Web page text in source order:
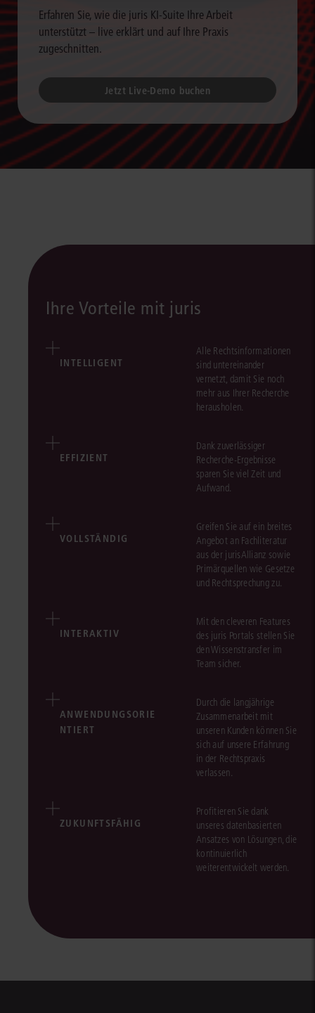
Erfahren Sie, wie die juris KI-Suite Ihre Arbeit
unterstützt – live erklärt und auf Ihre Praxis
zugeschnitten.
Jetzt Live-Demo buchen
Ihre Vorteile mit juris
INTELLIGENT
Alle Rechtsinformationen
sind untereinander
vernetzt, damit Sie noch
mehr aus Ihrer Recherche
herausholen.
EFFIZIENT
Dank zuverlässiger
Recherche-Ergebnisse
sparen Sie viel Zeit und
Aufwand.
VOLLSTÄNDIG
Greifen Sie auf ein breites
Angebot an Fachliteratur
aus der jurisAllianz sowie
Primärquellen wie Gesetze
und Rechtsprechung zu.
INTERAKTIV
Mit den cleveren Features
des juris Portals stellen Sie
den Wissenstransfer im
Team sicher.
ANWENDUNGSORIE
NTIERT
Durch die langjährige
Zusammenarbeit mit
unseren Kunden können Sie
sich auf unsere Erfahrung
in der Rechtspraxis
verlassen.
ZUKUNFTSFÄHIG
Profitieren Sie dank
unseres datenbasierten
Ansatzes von Lösungen, die
kontinuierlich
weiterentwickelt werden.